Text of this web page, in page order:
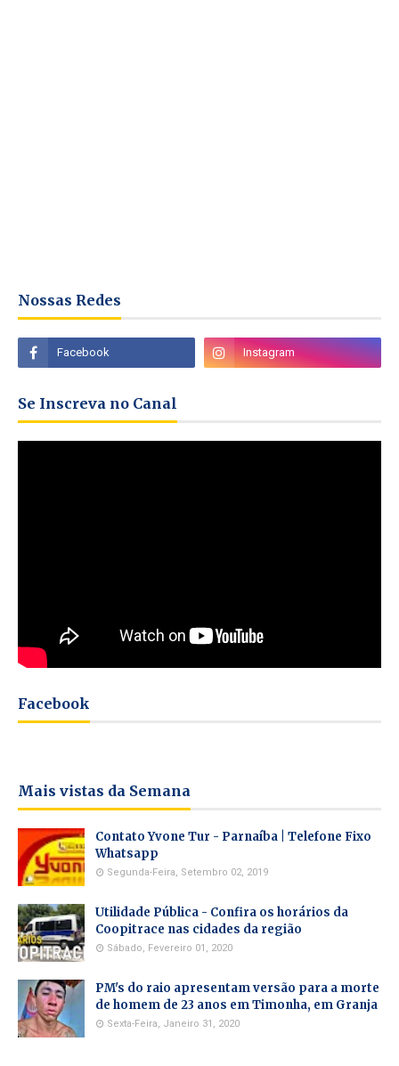
Nossas Redes
Se Inscreva no Canal
Facebook
Mais vistas da Semana
Contato Yvone Tur - Parnaíba | Telefone Fixo
Whatsapp
Segunda-Feira, Setembro 02, 2019
Utilidade Pública - Confira os horários da
Coopitrace nas cidades da região
Sábado, Fevereiro 01, 2020
PM's do raio apresentam versão para a morte
de homem de 23 anos em Timonha, em Granja
Sexta-Feira, Janeiro 31, 2020